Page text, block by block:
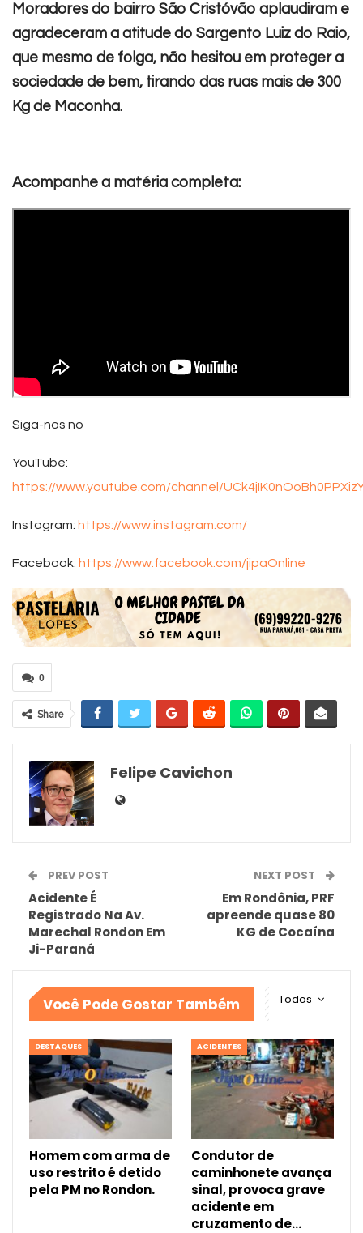
Moradores do bairro São Cristóvão aplaudiram e
agradeceram a atitude do Sargento Luiz do Raio,
que mesmo de folga, não hesitou em proteger a
sociedade de bem, tirando das ruas mais de 300
Kg de Maconha.
Acompanhe a matéria completa:
Siga-nos no
YouTube:
https://www.youtube.com/channel/
Instagram: https://www.instagram.com/
Facebook: https://www.facebook.com/jipaOnline
0
Share
Felipe Cavichon
PREV POST
Acidente É
Registrado Na Av.
Marechal Rondon Em
Ji-Paraná
NEXT POST
Em Rondônia, PRF
apreende quase 80
KG de Cocaína
Todos
Você Pode Gostar Também
DESTAQUES
Homem com arma de
uso restrito é detido
pela PM no Rondon.
ACIDENTES
Condutor de
caminhonete avança
sinal, provoca grave
acidente em
cruzamento de…